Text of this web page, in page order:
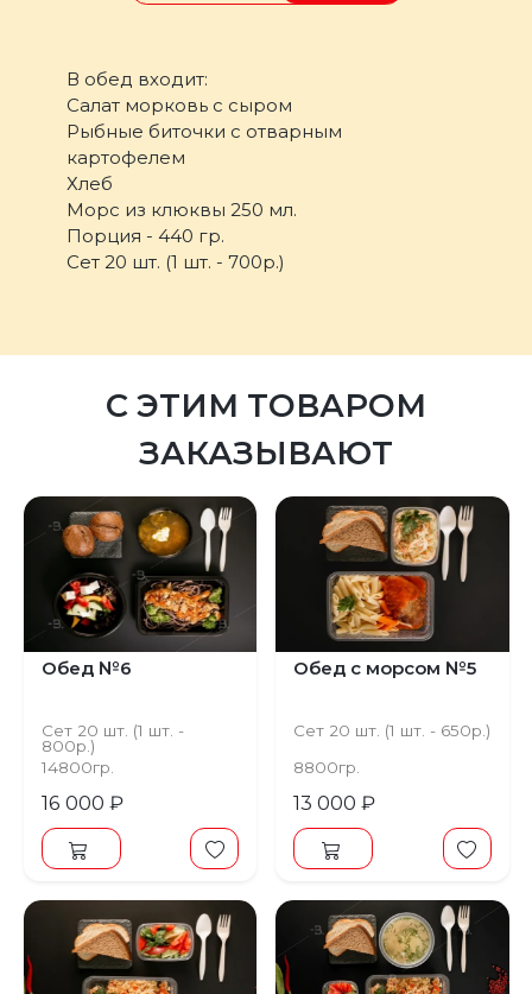
В обед входит:
Салат морковь с сыром
Рыбные биточки с отварным
картофелем
Хлеб
Морс из клюквы 250 мл.
Порция - 440 гр.
Сет 20 шт. (1 шт. - 700р.)
С ЭТИМ ТОВАРОМ
ЗАКАЗЫВАЮТ
Обед №6
Сет 20 шт. (1 шт. -
800р.)
14800гр.
16 000 ₽
Обед с морсом №5
Сет 20 шт. (1 шт. - 650р.)
8800гр.
13 000 ₽